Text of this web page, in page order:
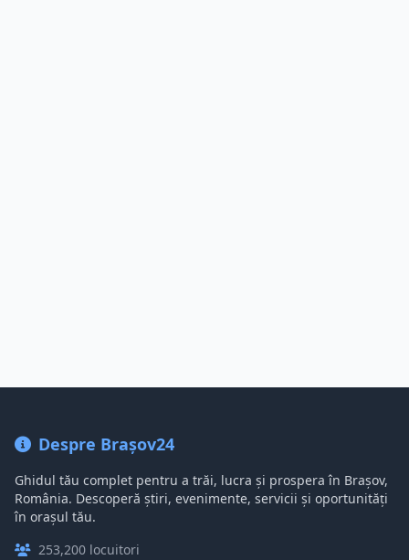
Despre Brașov24
Ghidul tău complet pentru a trăi, lucra și prospera în Brașov,
România. Descoperă știri, evenimente, servicii și oportunități
în orașul tău.
253,200 locuitori